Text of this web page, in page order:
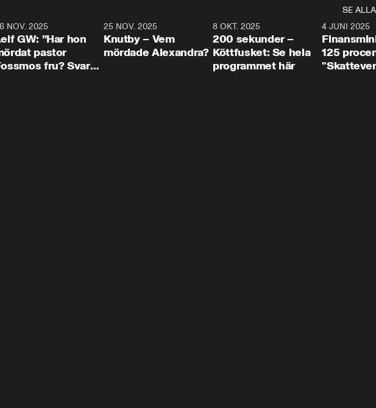
SE ALLA
NOV. 2025
GW: ”Har hon
pastor
fru? Svar
31:05
25 NOV. 2025
Knutby – Vem
mördade Alexandra?
4:29
8 OKT. 2025
200 sekunder –
Köttfusket: Se hela
programmet här
4 JUNI 2025
125